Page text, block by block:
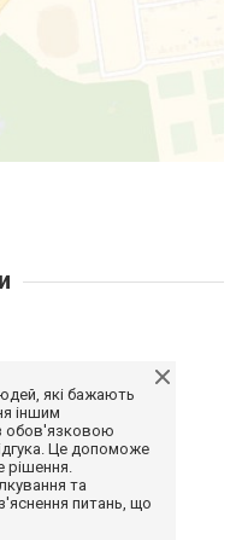
які бажають
іншим
обов'язковою
Це допоможе
рішення.
та
питань, що